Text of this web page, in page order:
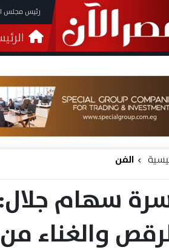
رئيس مجلس
الفن
سهام
والغناء